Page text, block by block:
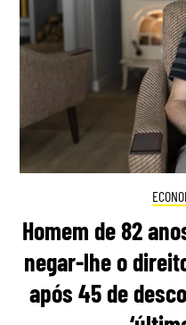
Homem de 82
negar-lhe o
após 45 de